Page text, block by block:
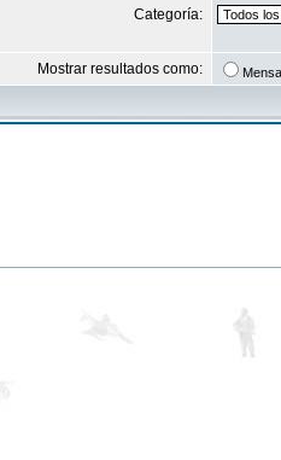
Categoría:
Mostrar resultados como: